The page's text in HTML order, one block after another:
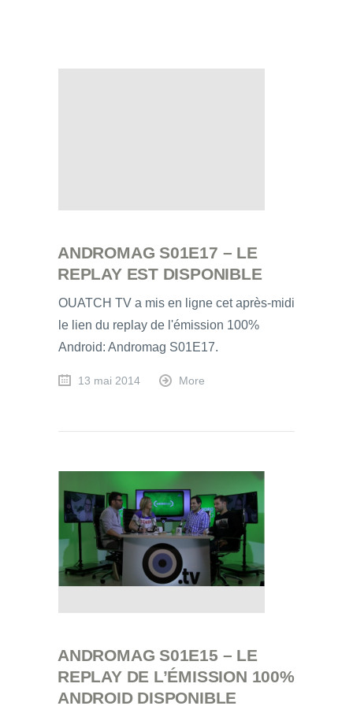
ANDROMAG S01E17 – LE
REPLAY EST DISPONIBLE
OUATCH TV a mis en ligne cet après-midi
le lien du replay de l'émission 100%
Android: Andromag S01E17.
13 mai 2014 More
ANDROMAG S01E15 – LE
REPLAY DE L’ÉMISSION 100%
ANDROID DISPONIBLE